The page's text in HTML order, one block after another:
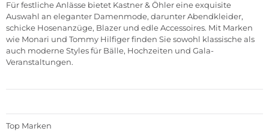
Für festliche Anlässe bietet Kastner & Öhler eine exquisite
Auswahl an eleganter Damenmode, darunter Abendkleider,
schicke Hosenanzüge, Blazer und edle Accessoires. Mit Marken
wie Monari und Tommy Hilfiger finden Sie sowohl klassische als
auch moderne Styles für Bälle, Hochzeiten und Gala-
Veranstaltungen.
Top Marken